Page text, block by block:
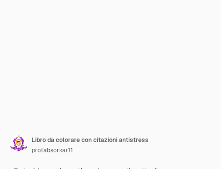
Libro da colorare con citazioni antistress
protabsorkar11